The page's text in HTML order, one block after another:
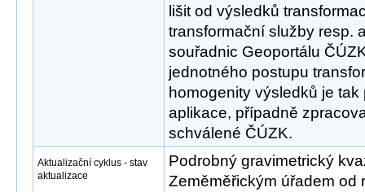
lišit od výsledků
transformační služby resp.
souřadnic Geoportálu
jednotného postupu
homogenity výsledků je
aplikace, případně
schválené ČÚZK.
Aktualizační cyklus - stav
aktualizace
Podrobný gravimetrický
Zeměměřickým úřadem od